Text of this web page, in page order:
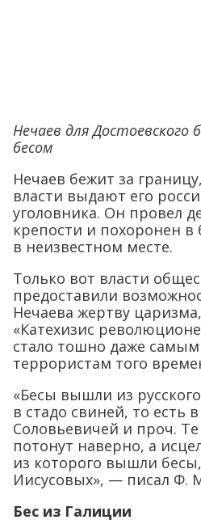
Нечаев для
бесом
Нечаев бежит за
власти выдают его
уголовника. Он провел
крепости и похоронен
в неизвестном месте.
Только вот власти
предоставили
Нечаева жертву
«Катехизис
стало тошно даже
террористам того
«Бесы вышли из
в стадо свиней, то есть
Соловьевичей и проч.
потонут наверно, а
из которого вышли
Иисусовых», — писал Ф.
Бес из Галиции